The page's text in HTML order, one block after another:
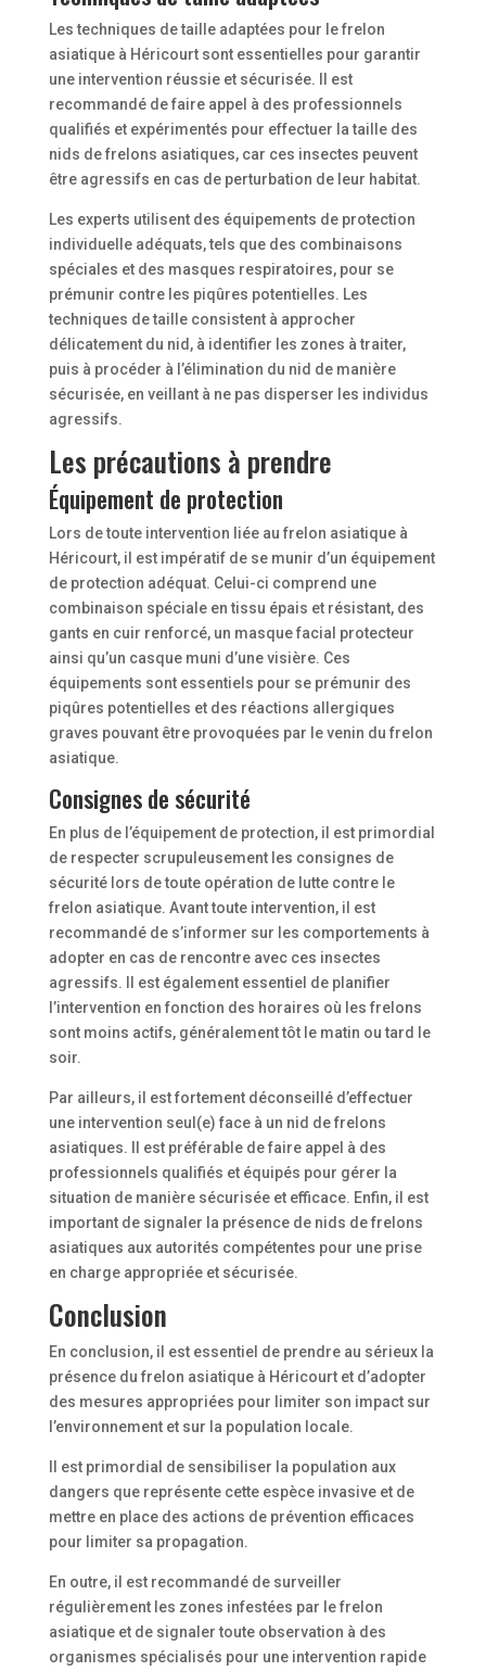
Les techniques de taille adaptées pour le frelon
asiatique à Héricourt sont essentielles pour garantir
une intervention réussie et sécurisée. Il est
recommandé de faire appel à des professionnels
qualifiés et expérimentés pour effectuer la taille des
nids de frelons asiatiques, car ces insectes peuvent
être agressifs en cas de perturbation de leur habitat.
Les experts utilisent des équipements de protection
individuelle adéquats, tels que des combinaisons
spéciales et des masques respiratoires, pour se
prémunir contre les piqûres potentielles. Les
techniques de taille consistent à approcher
délicatement du nid, à identifier les zones à traiter,
puis à procéder à l’élimination du nid de manière
sécurisée, en veillant à ne pas disperser les individus
agressifs.
Les précautions à prendre
Équipement de protection
Lors de toute intervention liée au frelon asiatique à
Héricourt, il est impératif de se munir d’un équipement
de protection adéquat. Celui-ci comprend une
combinaison spéciale en tissu épais et résistant, des
gants en cuir renforcé, un masque facial protecteur
ainsi qu’un casque muni d’une visière. Ces
équipements sont essentiels pour se prémunir des
piqûres potentielles et des réactions allergiques
graves pouvant être provoquées par le venin du frelon
asiatique.
Consignes de sécurité
En plus de l’équipement de protection, il est primordial
de respecter scrupuleusement les consignes de
sécurité lors de toute opération de lutte contre le
frelon asiatique. Avant toute intervention, il est
recommandé de s’informer sur les comportements à
adopter en cas de rencontre avec ces insectes
agressifs. Il est également essentiel de planifier
l’intervention en fonction des horaires où les frelons
sont moins actifs, généralement tôt le matin ou tard le
soir.
Par ailleurs, il est fortement déconseillé d’effectuer
une intervention seul(e) face à un nid de frelons
asiatiques. Il est préférable de faire appel à des
professionnels qualifiés et équipés pour gérer la
situation de manière sécurisée et efficace. Enfin, il est
important de signaler la présence de nids de frelons
asiatiques aux autorités compétentes pour une prise
en charge appropriée et sécurisée.
Conclusion
En conclusion, il est essentiel de prendre au sérieux la
présence du frelon asiatique à Héricourt et d’adopter
des mesures appropriées pour limiter son impact sur
l’environnement et sur la population locale.
Il est primordial de sensibiliser la population aux
dangers que représente cette espèce invasive et de
mettre en place des actions de prévention efficaces
pour limiter sa propagation.
En outre, il est recommandé de surveiller
régulièrement les zones infestées par le frelon
asiatique et de signaler toute observation à des
organismes spécialisés pour une intervention rapide